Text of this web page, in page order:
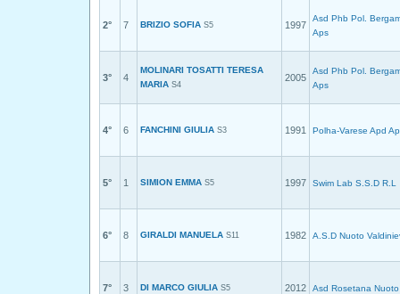
2° 7 BRIZIO SOFIA S5 1997
Asd Phb Pol.
Aps
3° 4
MOLINARI TOSATTI TERESA
MARIA S4
2005
Asd Phb Pol.
Aps
4° 6 FANCHINI GIULIA S3 1991 Polha-Varese Apd
5° 1 SIMION EMMA S5 1997 Swim Lab S.S.D R.L
6° 8 GIRALDI MANUELA S11 1982 A.S.D Nuoto
7° 3 DI MARCO GIULIA S5 2012 Asd Rosetana Nuoto